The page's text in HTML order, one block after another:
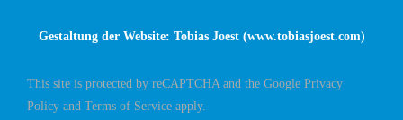
Gestaltung der Website: Tobias Joest (www.tobiasjoest.com)
This site is protected by reCAPTCHA and the Google Privacy
Policy and Terms of Service apply.